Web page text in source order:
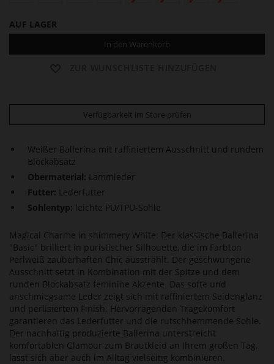
AUF LAGER
In den Warenkorb
Verfügbarkeit im Store prüfen
Weißer Ballerina mit raffiniertem Ausschnitt und rundem
Blockabsatz
Obermaterial: Lammleder
Futter: Lederfutter
Sohlentyp: leichte PU/TPU-Sohle
Magical Charme in shimmery White: Der klassische Ballerina
"Basic" brilliert in puristischer Silhouette, die im Farbton
Perlweiß zauberhaften Chic ausstrahlt. Der geschwungene
Ausschnitt setzt in Kombination mit der Spitze und dem
runden Blockabsatz feminine Akzente. Das softe und
anschmiegsame Leder zeigt sich mit raffiniertem Seidenglanz
und perlisiertem Finish. Hervorragenden Tragekomfort
garantieren das Lederfutter und die rutschhemmende Sohle.
Der nachhaltig produzierte Ballerina unterstreicht
komfortablen Glamour zum Brautkleid an Ihrem großen Tag,
lässt sich aber auch im Alltag vielseitig kombinieren.